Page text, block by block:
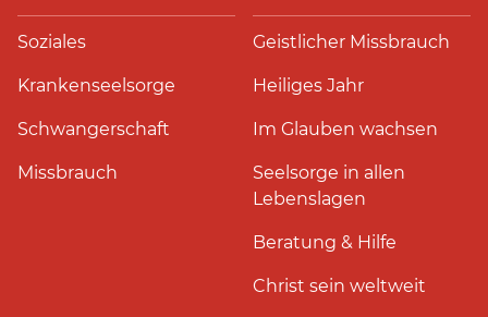
Soziales
Krankenseelsorge
Schwangerschaft
Missbrauch
Geistlicher Missbrauch
Heiliges Jahr
Im Glauben wachsen
Seelsorge in allen
Lebenslagen
Beratung & Hilfe
Christ sein weltweit